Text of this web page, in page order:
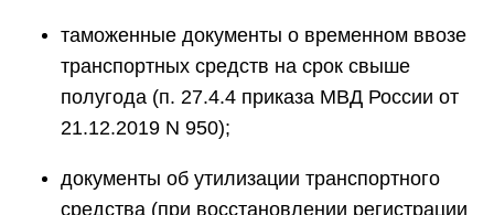
таможенные документы о временном ввозе
транспортных средств на срок свыше
полугода (п. 27.4.4 приказа МВД России от
21.12.2019 N 950);
документы об утилизации транспортного
средства (при восстановлении регистрации